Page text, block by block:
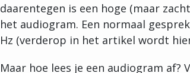
daarentegen is een hoge (maar
het audiogram. Een normaal
Hz (verderop in het artikel wordt
Maar hoe lees je een audiogram